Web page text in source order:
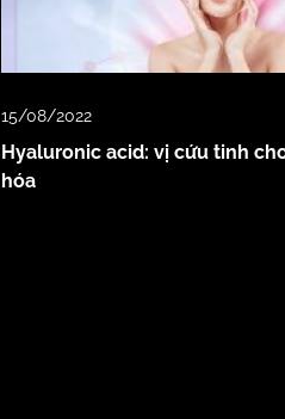
15/08/2022
Hyaluronic acid: vị cứu tinh
hóa